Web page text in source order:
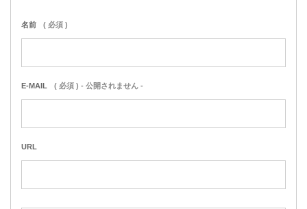
名前 ( 必須 )
E-MAIL ( 必須 ) - 公開されません -
URL